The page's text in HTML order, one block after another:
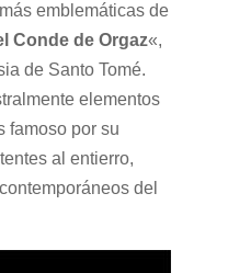
emblemáticas de
Conde de Orgaz«,
de Santo Tomé.
elementos
famoso por su
al entierro,
del